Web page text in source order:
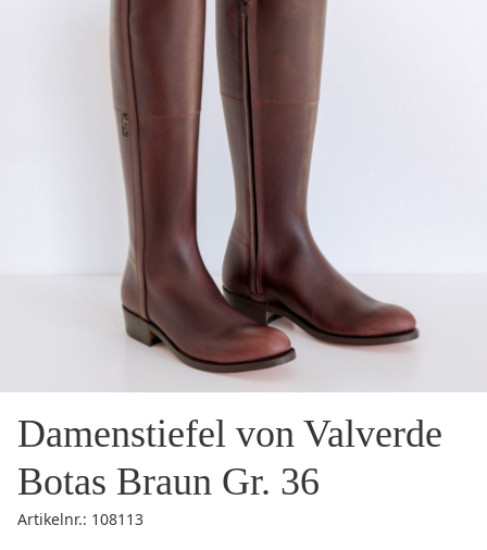
Damenstiefel von Valverde
Botas Braun Gr. 36
Artikelnr.: 108113